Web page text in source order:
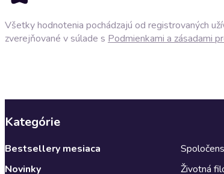
Všetky hodnotenia pochádzajú od registrovaných
zverejňované v súlade s Podmienkami a zásadami
Kategórie
Bestsellery mesiaca
Novinky
Životná